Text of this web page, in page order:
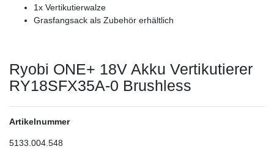
1x Vertikutierwalze
Grasfangsack als Zubehör erhältlich
Ryobi ONE+ 18V Akku Vertikutierer
RY18SFX35A-0 Brushless
Artikelnummer
5133.004.548